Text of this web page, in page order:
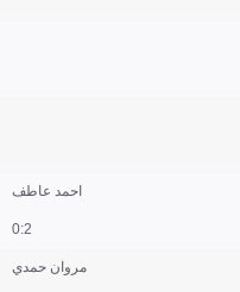
احمد عاطف
2:0
مروان حمدي